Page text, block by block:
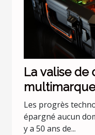
La valise de
évolue !
Les progrès
épargné aucun
y a 50 ans de...